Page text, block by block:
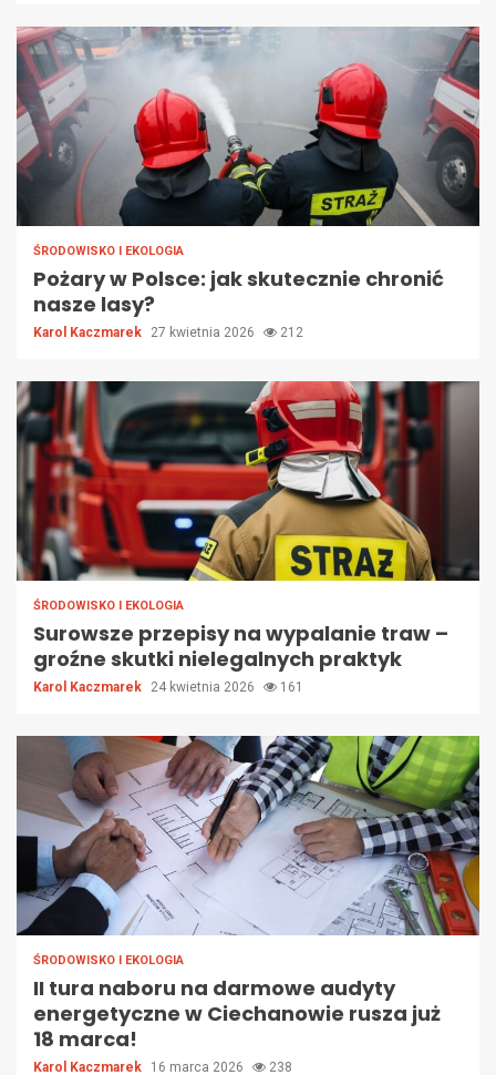
ŚRODOWISKO I EKOLOGIA
Pożary w Polsce: jak skutecznie chronić
nasze lasy?
Karol Kaczmarek 27 kwietnia 2026 212
ŚRODOWISKO I EKOLOGIA
Surowsze przepisy na wypalanie traw –
groźne skutki nielegalnych praktyk
Karol Kaczmarek 24 kwietnia 2026 161
ŚRODOWISKO I EKOLOGIA
II tura naboru na darmowe audyty
energetyczne w Ciechanowie rusza już
18 marca!
Karol Kaczmarek 16 marca 2026 238